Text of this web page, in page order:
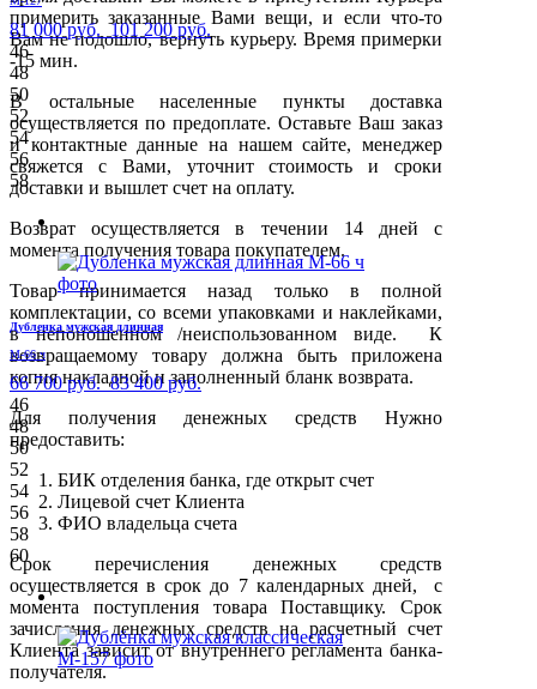
примерить заказанные Вами вещи, и если что-то
Вам не подошло, вернуть курьеру. Время примерки
-15 мин.
В остальные населенные пункты доставка
осуществляется по предоплате. Оставьте Ваш заказ
и контактные данные на нашем сайте, менеджер
свяжется с Вами, уточнит стоимость и сроки
доставки и вышлет счет на оплату.
Возврат осуществляется в течении 14 дней с
момента получения товара покупателем.
Товар принимается назад только в полной
комплектации, со всеми упаковками и наклейками,
в непоношенном /неиспользованном виде. К
возвращаемому товару должна быть приложена
копия накладной и заполненный бланк возврата.
Для получения денежных средств Нужно
предоставить:
БИК отделения банка, где открыт счет
Лицевой счет Клиента
ФИО владельца счета
Срок перечисления денежных средств
осуществляется в срок до 7 календарных дней, с
момента поступления товара Поставщику. Срок
зачисления денежных средств на расчетный счет
Клиента зависит от внутреннего регламента банка-
получателя.
81 000 руб. 101 200 руб.
46
48
50
52
54
56
58
Дубленка мужская длинная
М-66 ч
66 700 руб. 83 400 руб.
46
48
50
52
54
56
58
60